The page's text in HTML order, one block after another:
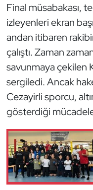
Final müsabakası,
izleyenleri ekran
andan itibaren
çalıştı. Zaman
savunmaya çekilen
sergiledi. Ancak
Cezayirli sporcu,
gösterdiği
Güreş
Halter
Hava Sporları
Hentbol
İşitme Engelli
Judo ve Kuraş
Kano ve Rafting